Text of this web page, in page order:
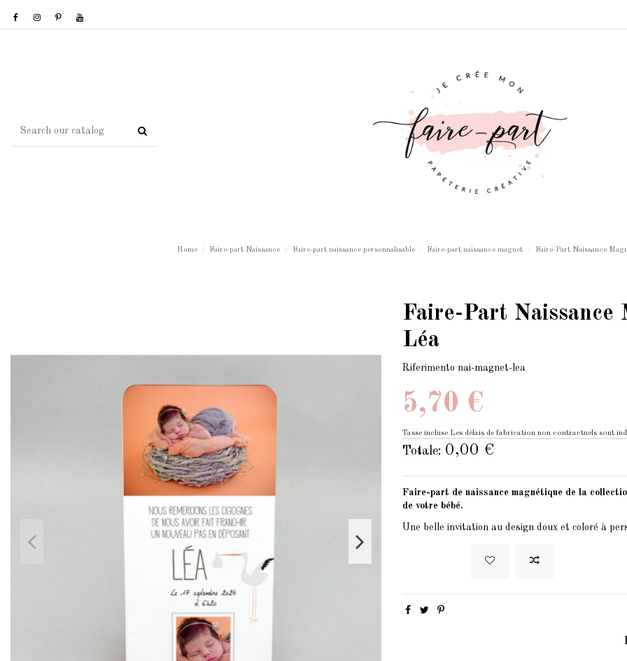
Home Faire-part Naissance Faire-part naissance personnalisable Faire-part naissance magnet Faire-Part Naissance
Faire-Part Naissance
Léa
Riferimento nai-magnet-lea
5,70 €
Tasse incluse Les délais de fabrication non contractuels sont
Totale: 0,00 €
Faire-part de naissance magnétique de la
de votre bébé.
Une belle invitation au design doux et coloré à